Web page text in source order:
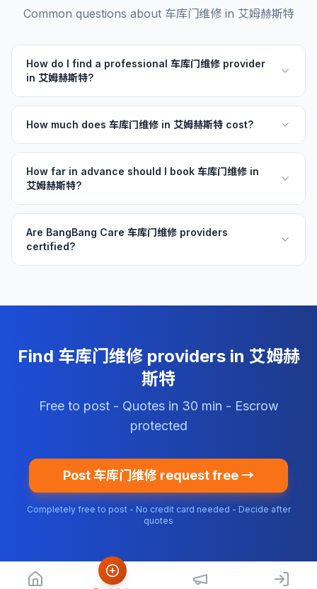
Common questions about 车库门维修 in 艾姆赫斯特
How do I find a professional 车库门维修 provider
in 艾姆赫斯特?
How much does 车库门维修 in 艾姆赫斯特 cost?
How far in advance should I book 车库门维修 in
艾姆赫斯特?
Are BangBang Care 车库门维修 providers
certified?
Find 车库门维修 providers in 艾姆赫
斯特
Free to post - Quotes in 30 min - Escrow
protected
Post 车库门维修 request free →
Completely free to post - No credit card needed - Decide after
quotes